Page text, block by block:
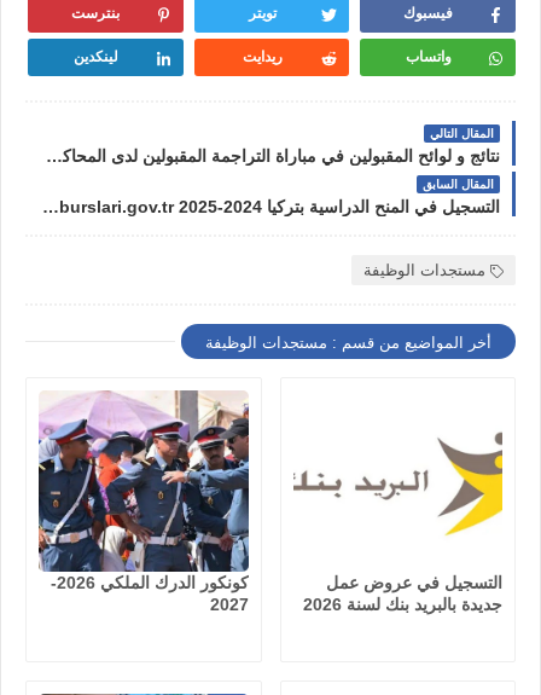
فيسبوك تويتر بنترست
واتساب ريدايت لينكدين
المقال التالي
نتائج و لوائح المقبولين في مباراة التراجمة المقبولين لدى المحاكم 2023-2024
المقال السابق
التسجيل في المنح الدراسية بتركيا 2024-2025 turkiyeburslari.gov.tr
مستجدات الوظيفة
أخر المواضيع من قسم : مستجدات الوظيفة
التسجيل في عروض عمل
جديدة بالبريد بنك لسنة 2026
كونكور الدرك الملكي 2026-
2027